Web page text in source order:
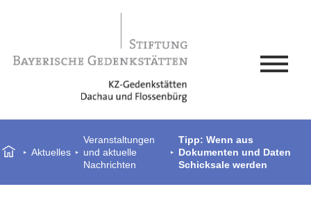
Aktuelles
Veranstaltungen
und aktuelle
Nachrichten
Tipp: Wenn aus
Dokumenten und Daten
Schicksale werden